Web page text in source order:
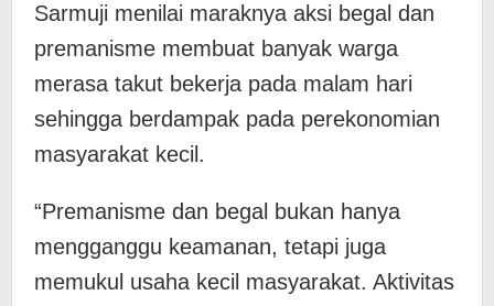
Sarmuji menilai maraknya aksi begal dan
premanisme membuat banyak warga
merasa takut bekerja pada malam hari
sehingga berdampak pada perekonomian
masyarakat kecil.
“Premanisme dan begal bukan hanya
mengganggu keamanan, tetapi juga
memukul usaha kecil masyarakat. Aktivitas